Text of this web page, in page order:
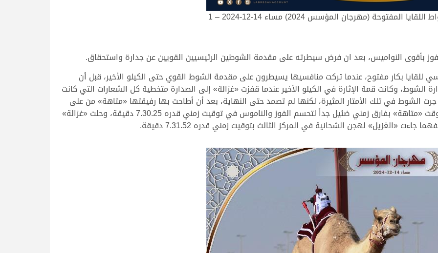
المفتوحة (مهرجان المؤسس 2024) مساء 14-12-2024 – 1
بأقوى النواميس، بعد ان فرض سيطرته على مقدمة الشوطين الرئيسيين القويين عن جدارة واستحقاق.
للقايا بكار مفتوح، عندما تركت منافسيها يسيطرون على مقدمة الشوط القوي حتى الكيلو الأخير، قبل أن
وكانت قمة الإثارة في الكيلو الأخير عندما قفزت «غزالة» إلى الصدارة متخطية كل الشعارات التي كانت
الشوط في تلك الأمتار المثيرة، لكنها لم تصمد حتى النهاية، بعد أن أطاحت بها رفيقتها «متاهة» من على
الصدارة في آخر ثانية من عمر الشوط المثير، وتفوقت «متاهة» بفارق زمني ضئيل جداً لتحسم الفوز والناموس في توقيت زمني قدره 7.30.25 دقيقة، وحلت «غزالة»